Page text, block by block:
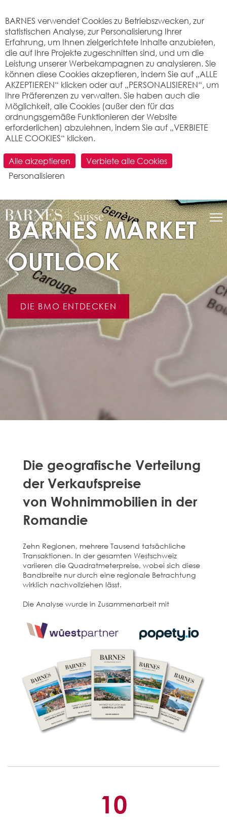
BARNES MARKET
OUTLOOK
DIE BMO ENTDECKEN
Die geografische Verteilung
der Verkaufspreise
von Wohnimmobilien in der
Romandie
Zehn Regionen, mehrere Tausend tatsächliche
Transaktionen. In der gesamten Westschweiz
variieren die Quadratmeterpreise, wobei sich diese
Bandbreite nur durch eine regionale Betrachtung
wirklich nachvollziehen lässt.
Die Analyse wurde in Zusammenarbeit mit
10
BARNES verwendet Cookies zu Betriebszwecken, zur
statistischen Analyse, zur Personalisierung Ihrer
Erfahrung, um Ihnen zielgerichtete Inhalte anzubieten,
die auf Ihre Projekte zugeschnitten sind, und um die
Leistung unserer Werbekampagnen zu analysieren. Sie
können diese Cookies akzeptieren, indem Sie auf „ALLE
AKZEPTIEREN“ klicken oder auf „PERSONALISIEREN“, um
Ihre Präferenzen zu verwalten. Sie haben auch die
Möglichkeit, alle Cookies (außer den für das
ordnungsgemäße Funktionieren der Website
erforderlichen) abzulehnen, indem Sie auf „VERBIETE
ALLE COOKIES“ klicken.
Alle akzeptieren
Verbiete alle Cookies
Personalisieren